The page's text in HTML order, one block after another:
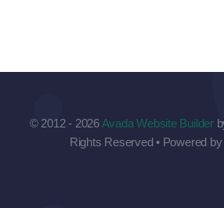
© 2012 - 2026Avada Website Builder
Rights Reserved • Powered